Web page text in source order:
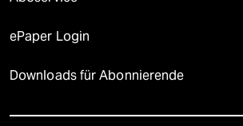
ePaper Login
Downloads für Abonnierende